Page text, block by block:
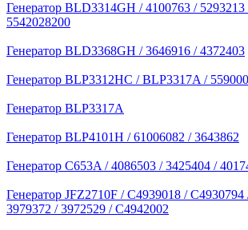
Генератор BLD3314GH / 4100763 / 5293213
5542028200
Генератор BLD3368GH / 3646916 / 4372403
Генератор BLP3312HC / BLP3317A /
Генератор BLP3317A
Генератор BLP4101H / 61006082 / 3643862
Генератор C653A / 4086503 / 3425404 /
Генератор JFZ2710F / C4939018 /
3979372 / 3972529 / C4942002